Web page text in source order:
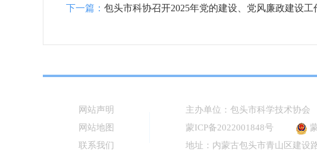
下一篇： 包头市科协召开2025年党的建设、党风廉政建设
网站声明
网站地图
联系我们
主办单位：包头市科学技术协会
蒙ICP备2022001848号
地址：内蒙古包头市青山区